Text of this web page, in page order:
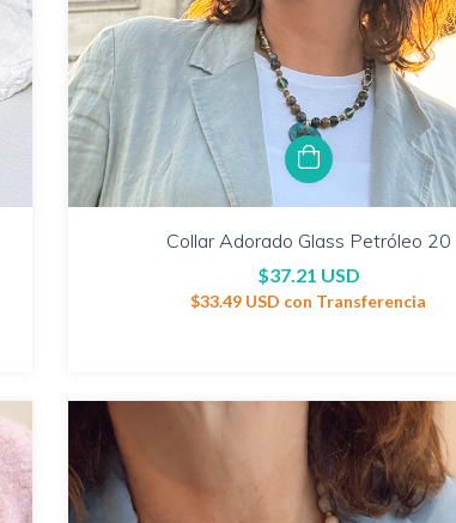
Collar Adorado Glass Petróleo 20
$37.21 USD
$33.49 USD con Transferencia